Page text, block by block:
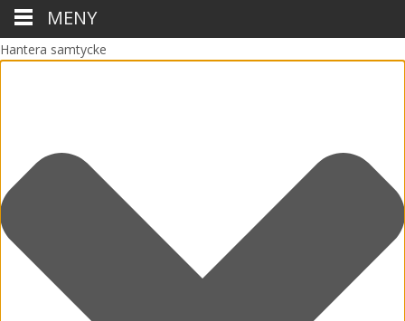
Hantera samtycke
MENY